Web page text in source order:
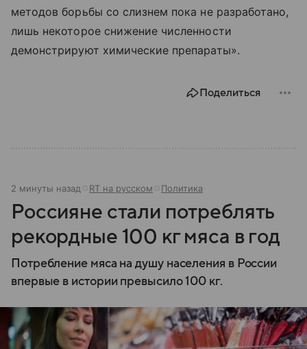
методов борьбы со слизнем пока не разработано,
лишь некоторое снижение численности
демонстрируют химические препараты».
Поделиться
2 минуты назад RT на русском Политика
Россияне стали потреблять
рекордные 100 кг мяса в год
Потребление мяса на душу населения в России
впервые в истории превысило 100 кг.